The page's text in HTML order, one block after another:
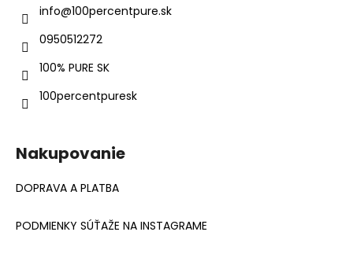
info@100percentpure.sk
0950512272
100% PURE SK
100percentpuresk
Nakupovanie
DOPRAVA A PLATBA
PODMIENKY SÚŤAŽE NA INSTAGRAME